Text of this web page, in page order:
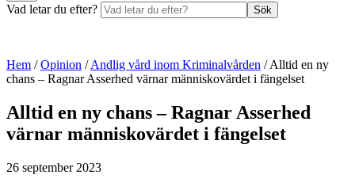
Vad letar du efter? Sök
Hem /Opinion /Andlig vård inom Kriminalvården /Alltid en ny
chans – Ragnar Asserhed värnar människovärdet i fängelset
Alltid en ny chans – Ragnar Asserhed
värnar människovärdet i fängelset
26 september 2023